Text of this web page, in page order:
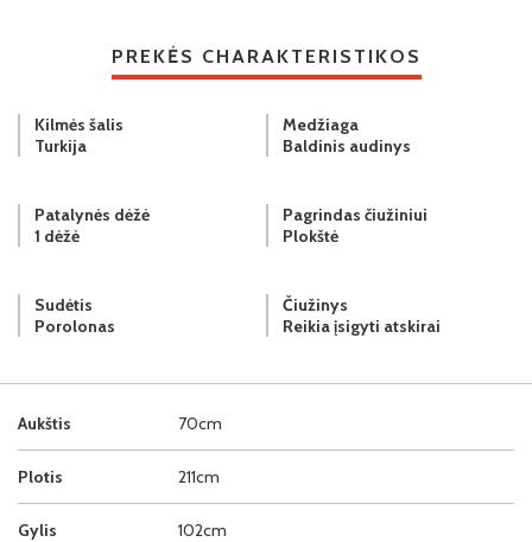
PREKĖS CHARAKTERISTIKOS
Aukštis 70cm
Plotis 211cm
Gylis 102cm
Kilmės šalis
Turkija
Medžiaga
Baldinis audinys
Patalynės dėžė
1 dėžė
Pagrindas čiužiniui
Plokštė
Sudėtis
Porolonas
Čiužinys
Reikia įsigyti atskirai